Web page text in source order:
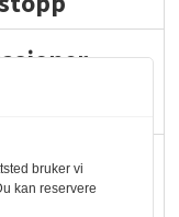
og 98
bruker vi
kan reservere